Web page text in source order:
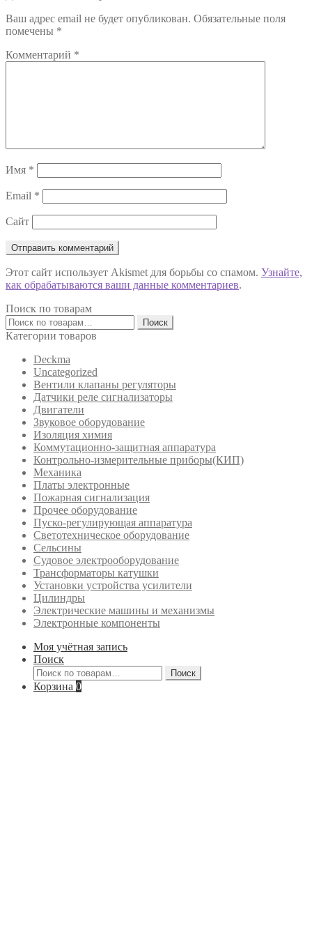
записям
Ваш адрес email не будет опубликован. Обязательные поля
помечены *
Комментарий *
Имя *
Email *
Сайт
Этот сайт использует Akismet для борьбы со спамом. Узнайте,
как обрабатываются ваши данные комментариев.
Поиск по товарам
Искать:
Поиск
Категории товаров
Deckma
Uncategorized
Вентили клапаны регуляторы
Датчики реле сигнализаторы
Двигатели
Звуковое оборудование
Изоляция химия
Коммутационно-защитная аппаратура
Контрольно-измерительные приборы(КИП)
Механика
Платы электронные
Пожарная сигнализация
Прочее оборудование
Пуско-регулирующая аппаратура
Светотехническое оборудование
Сельсины
Судовое электрооборудование
Трансформаторы катушки
Установки устройства усилители
Цилиндры
Электрические машины и механизмы
Электронные компоненты
Моя учётная запись
Поиск
Искать:
Поиск
Корзина 0